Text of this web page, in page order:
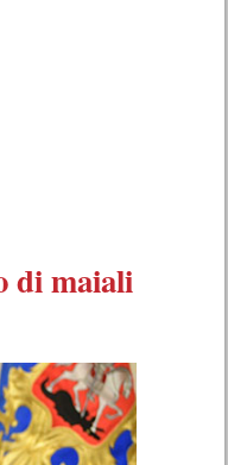
di maiali